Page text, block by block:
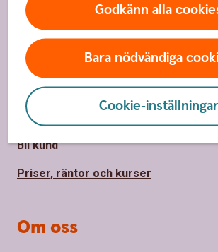
Godkänn alla
Bara nödvändiga
Cookie-inställningar
Sidfot
Hitta snabbt
Kundservice/Kontakta oss
Spärrhjälp
Vårt bankontor
Bli kund
Priser, räntor och kurser
Om oss